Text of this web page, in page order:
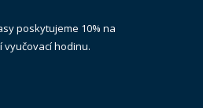
poskytujeme 10% na
vyučovací hodinu.